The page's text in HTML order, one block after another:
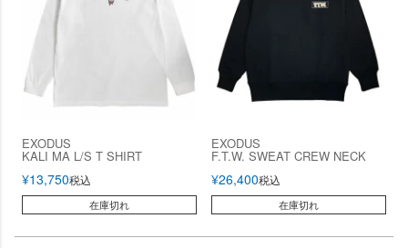
EXODUS
KALI MA L/S T SHIRT
¥13,750税込
在庫切れ
EXODUS
F.T.W. SWEAT CREW NECK
¥26,400税込
在庫切れ